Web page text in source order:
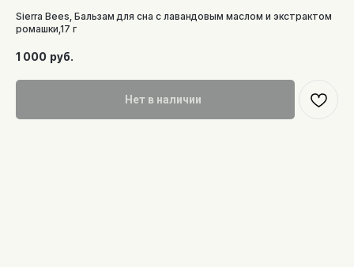
Sierra Bees, Бальзам для сна с лавандовым маслом и экстрактом
ромашки,17 г
1 000 руб.
Нет в наличии